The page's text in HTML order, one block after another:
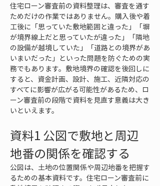
住宅ローン審査前の資料整理は、審査を通す
ためだけの作業ではありません。購入後や着
工後に「思っていた敷地範囲と違った」「塀
が境界線上だと思っていたが違った」「隣地
の設備が越境していた」「道路との境界があ
いまいだった」といった問題を防ぐための実
務でもあります。敷地境界の確認を後回しに
すると、資金計画、設計、施工、近隣対応の
すべてに影響が広がる可能性があるため、ロ
ーン審査前の段階で資料を見直す意義は大き
いといえます。
資料1 公図で敷地と周辺
地番の関係を確認する
公図は、土地の位置関係や周辺地番を把握す
るための基本資料です。住宅ローン審査前に